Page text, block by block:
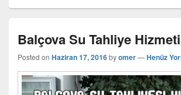
Balçova Su Tahliye Hizmeti
Posted on Haziran 17, 2016byomer—Henüz